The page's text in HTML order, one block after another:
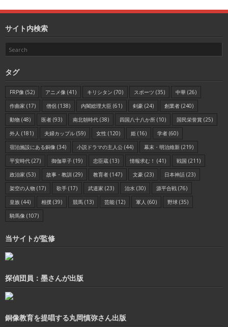
サイト内検索
タグ
FRP像 (52) アニメ像 (41) キリシタン (70) スポーツ (35) 中華 (26)
作曲家 (17) 僧侶 (138) 内閣総理大臣 (61) 剣豪 (24) 創業者 (240)
動物 (48) 医者 (93) 南北朝時代 (38) 四国八十八か所 (10) 国民栄誉賞 (25)
外人 (181) 夫婦カップル (59) 女性 (120) 姫 (16) 学者 (60)
宿泊施設にある銅像 (34) 小説ドラマの主人公 (44) 幕末・明治維新 (219)
平安時代 (27) 御伽草子 (19) 忠臣蔵 (13) 情報求む！ (41) 戦国 (211)
政治家 (53) 故事・教訓 (29) 教育者 (147) 文豪 (23) 日本神話 (23)
架空の人物 (17) 歌手 (17) 武道家 (23) 治水 (30) 源平合戦 (76)
皇族 (44) 相撲 (39) 競馬 (13) 芸能 (12) 軍人 (60) 野球 (35)
騎馬像 (107)
当サイトが監修
探偵団員：墨さんが出版
銅像教育を提唱する丸岡慎弥さん出版